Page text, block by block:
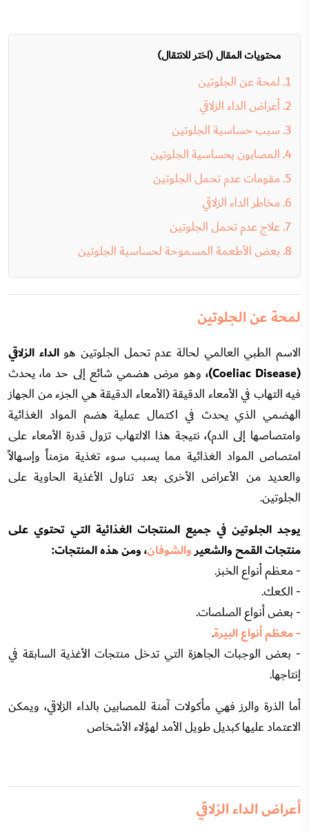
محتويات المقال (اختر للانتقال)
لمحة عن الجلوتين
أعراض الداء الزلاقي
سبب حساسية الجلوتين
المصابون بحساسية الجلوتين
مقومات عدم تحمل الجلوتين
مخاطر الداء الزلاقي
علاج عدم تحمل الجلوتين
بعض الأطعمة المسموحة لحساسية الجلوتين
لمحة عن الجلوتين
الاسم الطبي العالمي لحالة عدم تحمل الجلوتين هوالداء الزلاقي
(Coeliac Disease)،
وهو مرض هضمي شائع إلى حد ما، يحدث
فيه التهاب في الأمعاء الدقيقة (الأمعاء الدقيقة هي الجزء من الجهاز
الهضمي الذي يحدث في اكتمال عملية هضم المواد الغذائية
وامتصاصها إلى الدم)، نتيجة هذا الالتهاب تزول قدرة الأمعاء على
امتصاص المواد الغذائية مما يسبب سوء تغذية مزمناً وإسهالاً
والعديد من الأعراض الأخرى بعد تناول الأغذية الحاوية على
الجلوتين.
يوجد الجلوتين في جميع المنتجات الغذائية التي تحتوي على
منتجات القمح والشعيروالشوفان، ومن هذه المنتجات:
- معظم أنواع الخبز.
- الكعك.
- بعض أنواع الصلصات.
- معظم أنواع البيرة.
- بعض الوجبات الجاهزة التي تدخل منتجات الأغذية السابقة في
إنتاجها.
أما الذرة والرز فهي مأكولات آمنة للمصابين بالداء الزلاقي، ويمكن
الاعتماد عليها كبديل طويل الأمد لهؤلاء الأشخاص
أعراض الداء الزلاقي